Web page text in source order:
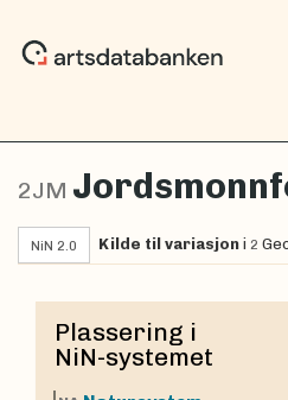
2JM
NiN 2.0 Kilde til variasjon i 2
Plassering i
NiN-systemet